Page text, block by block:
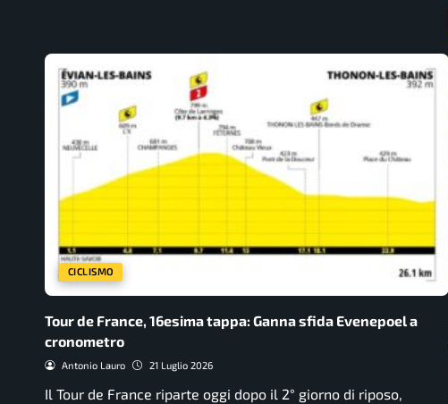
CICLISMO
Tour de France, 16esima tappa: Ganna sfida Evenepoel a
cronometro
Antonio Lauro 21 Luglio 2026
Il Tour de France riparte oggi dopo il 2° giorno di riposo,